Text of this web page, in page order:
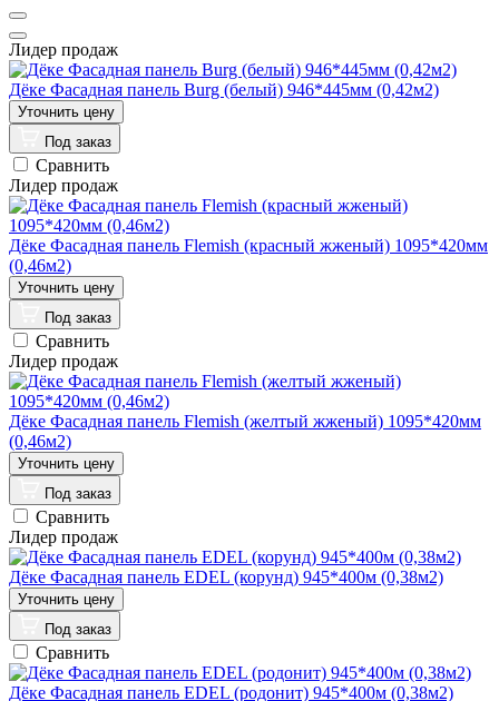
Лидер продаж
Дёке Фасадная панель Burg (белый) 946*445мм (0,42м2)
Под заказ
Сравнить
Лидер продаж
Дёке Фасадная панель Flemish (красный жженый) 1095*420мм
(0,46м2)
Под заказ
Сравнить
Лидер продаж
Дёке Фасадная панель Flemish (желтый жженый) 1095*420мм
(0,46м2)
Под заказ
Сравнить
Лидер продаж
Дёке Фасадная панель EDEL (корунд) 945*400м (0,38м2)
Под заказ
Сравнить
Дёке Фасадная панель EDEL (родонит) 945*400м (0,38м2)